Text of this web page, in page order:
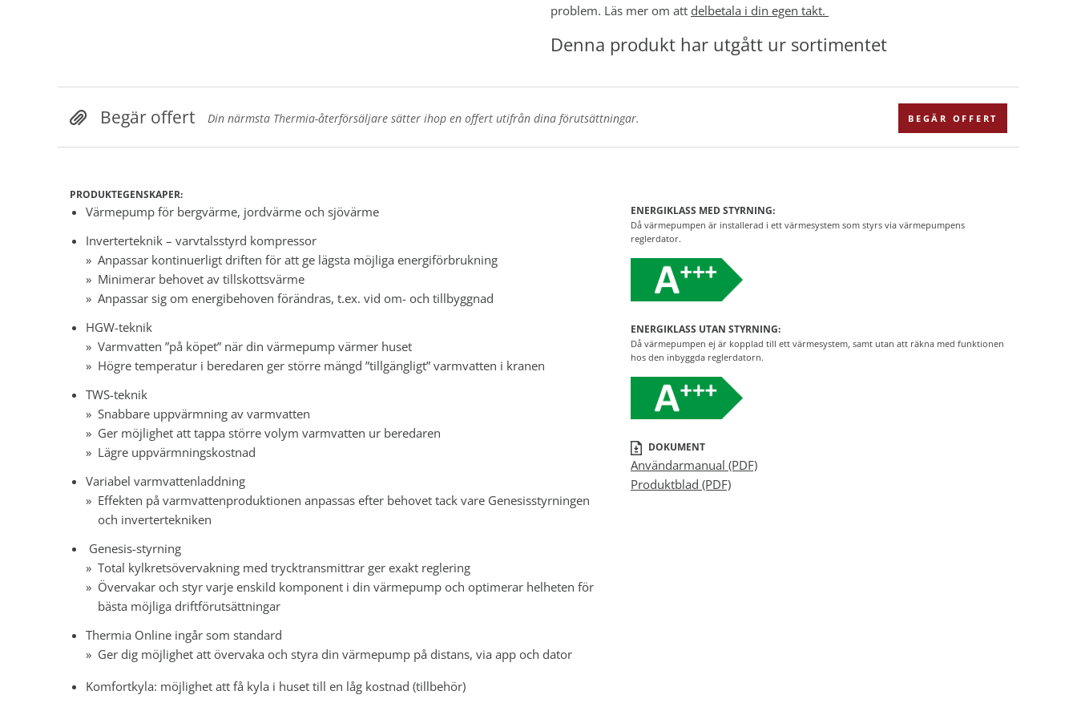
problem. Läs mer om att delbetala i din egen takt.
Denna produkt har utgått ur sortimentet
Begär offert Din närmsta Thermia-återförsäljare sätter ihop en offert utifrån dina förutsättningar. BEGÄR OFFERT
PRODUKTEGENSKAPER:
Värmepump för bergvärme, jordvärme och sjövärme
Inverterteknik – varvtalsstyrd kompressor
Anpassar kontinuerligt driften för att ge lägsta möjliga energiförbrukning
Minimerar behovet av tillskottsvärme
Anpassar sig om energibehoven förändras, t.ex. vid om- och tillbyggnad
HGW-teknik
Varmvatten ”på köpet” när din värmepump värmer huset
Högre temperatur i beredaren ger större mängd ”tillgängligt” varmvatten i kranen
TWS-teknik
Snabbare uppvärmning av varmvatten
Ger möjlighet att tappa större volym varmvatten ur beredaren
Lägre uppvärmningskostnad
Variabel varmvattenladdning
Effekten på varmvattenproduktionen anpassas efter behovet tack vare Genesisstyrningen
och invertertekniken
Genesis-styrning
Total kylkretsövervakning med trycktransmittrar ger exakt reglering
Övervakar och styr varje enskild komponent i din värmepump och optimerar helheten för
bästa möjliga driftförutsättningar
Thermia Online ingår som standard
Ger dig möjlighet att övervaka och styra din värmepump på distans, via app och dator
Komfortkyla: möjlighet att få kyla i huset till en låg kostnad (tillbehör)
ENERGIKLASS MED STYRNING:
Då värmepumpen är installerad i ett värmesystem som styrs via värmepumpens
reglerdator.
ENERGIKLASS UTAN STYRNING:
Då värmepumpen ej är kopplad till ett värmesystem, samt utan att räkna med funktionen
hos den inbyggda reglerdatorn.
DOKUMENT
Användarmanual (PDF)
Produktblad (PDF)